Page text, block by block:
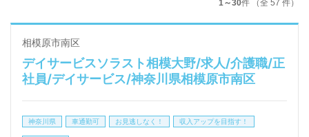
1～30件 （全 57 件）
相模原市南区
デイサービスソラスト相模大野/求人/介護職/正
社員/デイサービス/神奈川県相模原市南区
神奈川県 車通勤可 お見逃しなく！ 収入アップを目指す！